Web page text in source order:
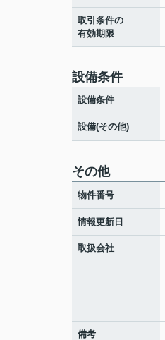
取引条件の
有効期限
設備条件
設備条件
設備(その他)
その他
物件番号
情報更新日
取扱会社
備考